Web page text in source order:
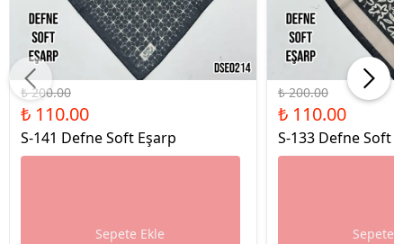
%45 İndirim
₺ 200.00
₺ 110.00
S-141 Defne Soft Eşarp
Sepete Ekle
%45 İndirim
₺ 200.00
₺ 110.00
S-133 Defne Soft
Sepete